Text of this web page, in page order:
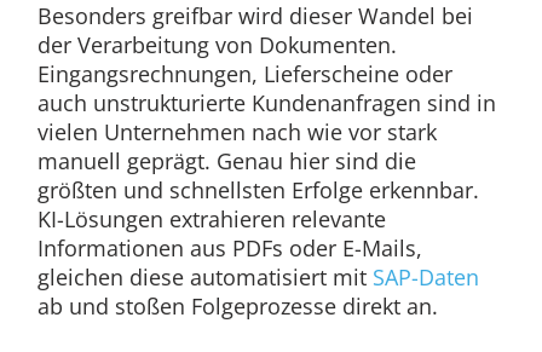
Besonders greifbar wird dieser Wandel bei
der Verarbeitung von Dokumenten.
Eingangsrechnungen, Lieferscheine oder
auch unstrukturierte Kundenanfragen sind in
vielen Unternehmen nach wie vor stark
manuell geprägt. Genau hier sind die
größten und schnellsten Erfolge erkennbar.
KI-Lösungen extrahieren relevante
Informationen aus PDFs oder E-Mails,
gleichen diese automatisiert mit SAP-Daten
ab und stoßen Folgeprozesse direkt an.